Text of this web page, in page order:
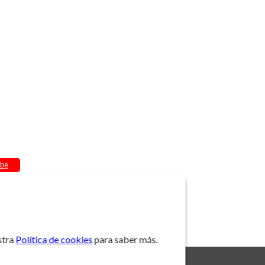
Política de cookiespara saber más.